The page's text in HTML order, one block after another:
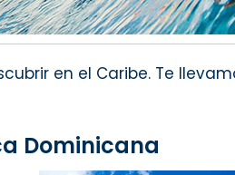
en el Caribe. Te
Dominicana